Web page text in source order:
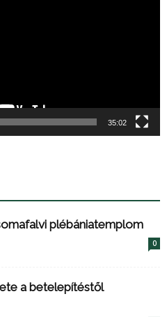
35:02
plébániatemplom
0
a betelepítéstől